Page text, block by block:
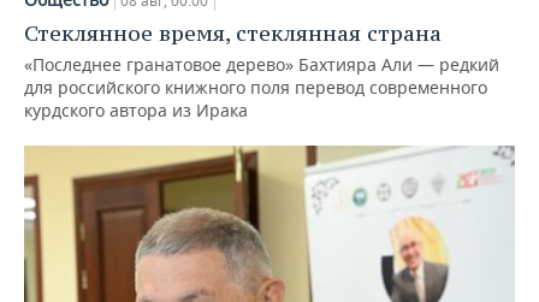
Стеклянное время, стеклянная страна
«Последнее гранатовое дерево» Бахтияра Али — редкий
для российского книжного поля перевод современного
курдского автора из Ирака